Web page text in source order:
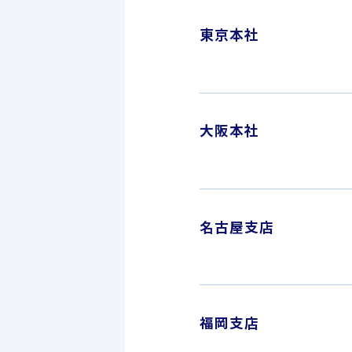
東京本社
大阪本社
名古屋支店
福岡支店